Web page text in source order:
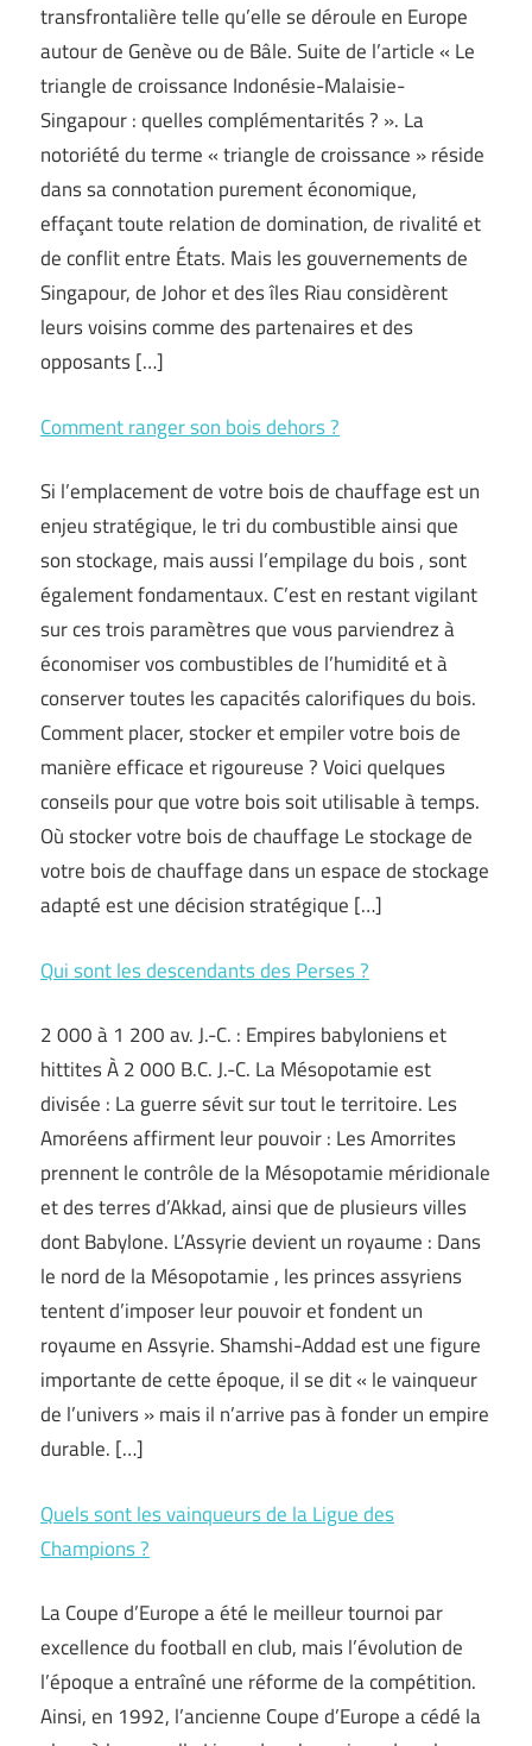
transfrontalière telle qu’elle se déroule en Europe
autour de Genève ou de Bâle. Suite de l’article « Le
triangle de croissance Indonésie-Malaisie-
Singapour : quelles complémentarités ? ». La
notoriété du terme « triangle de croissance » réside
dans sa connotation purement économique,
effaçant toute relation de domination, de rivalité et
de conflit entre États. Mais les gouvernements de
Singapour, de Johor et des îles Riau considèrent
leurs voisins comme des partenaires et des
opposants […]
Comment ranger son bois dehors ?
Si l’emplacement de votre bois de chauffage est un
enjeu stratégique, le tri du combustible ainsi que
son stockage, mais aussi l’empilage du bois , sont
également fondamentaux. C’est en restant vigilant
sur ces trois paramètres que vous parviendrez à
économiser vos combustibles de l’humidité et à
conserver toutes les capacités calorifiques du bois.
Comment placer, stocker et empiler votre bois de
manière efficace et rigoureuse ? Voici quelques
conseils pour que votre bois soit utilisable à temps.
Où stocker votre bois de chauffage Le stockage de
votre bois de chauffage dans un espace de stockage
adapté est une décision stratégique […]
Qui sont les descendants des Perses ?
2 000 à 1 200 av. J.-C. : Empires babyloniens et
hittites À 2 000 B.C. J.-C. La Mésopotamie est
divisée : La guerre sévit sur tout le territoire. Les
Amoréens affirment leur pouvoir : Les Amorrites
prennent le contrôle de la Mésopotamie méridionale
et des terres d’Akkad, ainsi que de plusieurs villes
dont Babylone. L’Assyrie devient un royaume : Dans
le nord de la Mésopotamie , les princes assyriens
tentent d’imposer leur pouvoir et fondent un
royaume en Assyrie. Shamshi-Addad est une figure
importante de cette époque, il se dit « le vainqueur
de l’univers » mais il n’arrive pas à fonder un empire
durable. […]
Quels sont les vainqueurs de la Ligue des
Champions ?
La Coupe d’Europe a été le meilleur tournoi par
excellence du football en club, mais l’évolution de
l’époque a entraîné une réforme de la compétition.
Ainsi, en 1992, l’ancienne Coupe d’Europe a cédé la